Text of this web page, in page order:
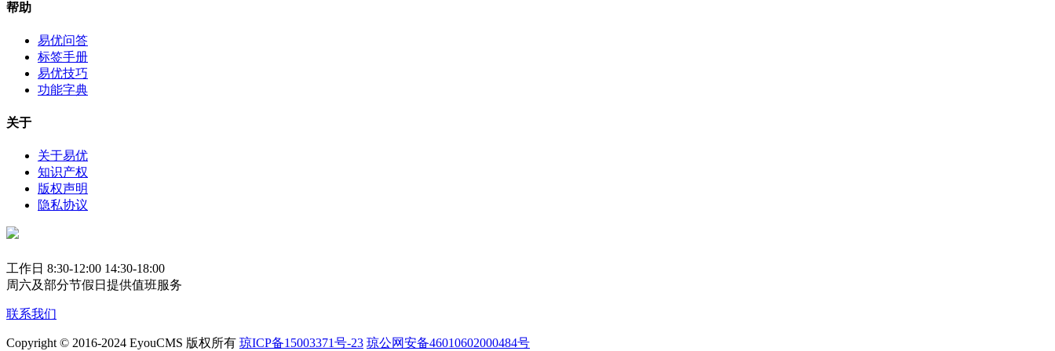
帮助
易优问答
标签手册
易优技巧
功能字典
关于
关于易优
知识产权
版权声明
隐私协议
工作日 8:30-12:00 14:30-18:00
周六及部分节假日提供值班服务
联系我们
Copyright © 2016-2024 EyouCMS 版权所有 琼ICP备15003371号-23 琼公网安备46010602000484号